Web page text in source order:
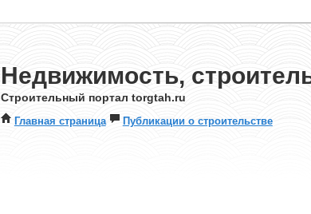
Недвижимость,
Строительный портал torgtah.ru
Главная страница Публикации о строительстве